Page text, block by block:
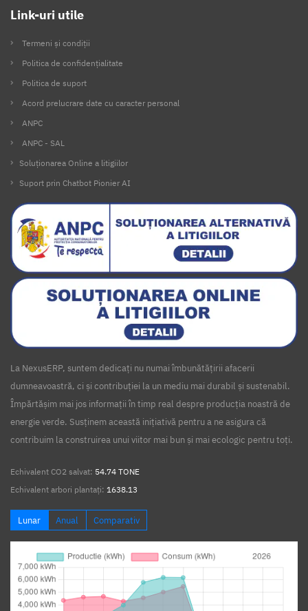
Link-uri utile
Termeni și condiții
Politica de confidențialitate
Politica de suport
Acord prelucrare date cu caracter personal
ANPC
ANPC - SAL
Soluționarea Online a litigiilor
Suport prin Chatbot Pionier AI
La NexusERP, suntem dedicați nu numai îmbunătățirii afacerii
dumneavoastră, ci și contribuției la un mediu mai durabil și sustenabil.
Împărtășim mai jos informații în timp real despre producția noastră de
energie verde. Susținem această inițiativă pentru a ne asigura că
contribuim la construirea unui viitor mai bun și mai ecologic pentru toți.
Echivalent CO2 salvat: 54.74 TONE
Echivalent arbori plantați: 1638.13
Lunar Anual Comparativ